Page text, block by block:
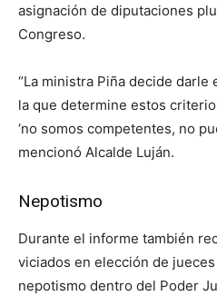
asignación de diputaciones
Congreso.
“La ministra Piña decide darle
la que determine estos
‘no somos competentes, no
mencionó Alcalde Luján.
Nepotismo
Durante el informe también
viciados en elección de
nepotismo dentro del Poder